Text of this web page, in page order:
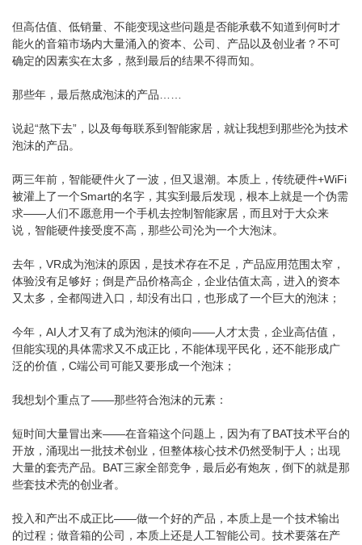
但高估值、低销量、不能变现这些问题是否能承载不知道到何时才
能火的音箱市场内大量涌入的资本、公司、产品以及创业者？不可
确定的因素实在太多，熬到最后的结果不得而知。
那些年，最后熬成泡沫的产品……
说起“熬下去”，以及每每联系到智能家居，就让我想到那些沦为技术
泡沫的产品。
两三年前，智能硬件火了一波，但又退潮。本质上，传统硬件+WiFi
被灌上了一个Smart的名字，其实到最后发现，根本上就是一个伪需
求——人们不愿意用一个手机去控制智能家居，而且对于大众来
说，智能硬件接受度不高，那些公司沦为一个大泡沫。
去年，VR成为泡沫的原因，是技术存在不足，产品应用范围太窄，
体验没有足够好；倒是产品价格高企，企业估值太高，进入的资本
又太多，全都闯进入口，却没有出口，也形成了一个巨大的泡沫；
今年，AI人才又有了成为泡沫的倾向——人才太贵，企业高估值，
但能实现的具体需求又不成正比，不能体现平民化，还不能形成广
泛的价值，C端公司可能又要形成一个泡沫；
我想划个重点了——那些符合泡沫的元素：
短时间大量冒出来——在音箱这个问题上，因为有了BAT技术平台的
开放，涌现出一批技术创业，但整体核心技术仍然受制于人；出现
大量的套壳产品。BAT三家全部竞争，最后必有炮灰，倒下的就是那
些套技术壳的创业者。
投入和产出不成正比——做一个好的产品，本质上是一个技术输出
的过程；做音箱的公司，本质上还是人工智能公司。技术要落在产